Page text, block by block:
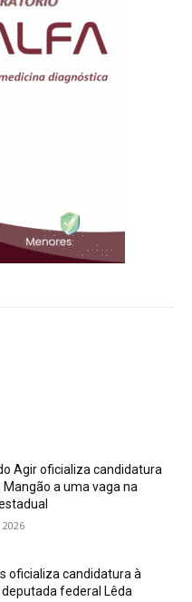
Agir oficializa candidatura
a uma vaga na
oficializa candidatura à
federal Lêda